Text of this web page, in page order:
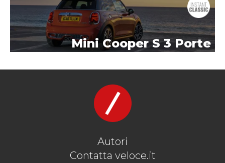
Mini Cooper S 3 Porte
Autori
Contatta veloce.it